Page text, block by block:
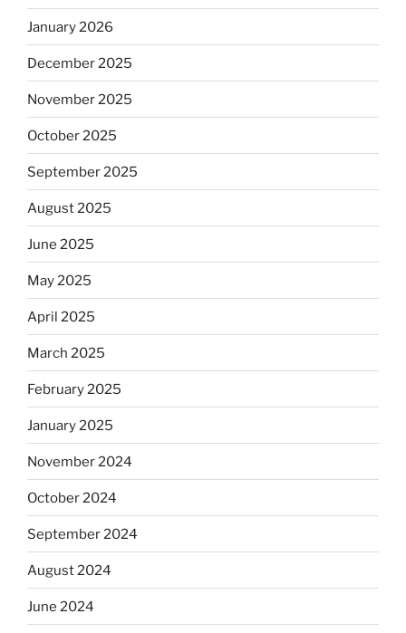
January 2026
December 2025
November 2025
October 2025
September 2025
August 2025
June 2025
May 2025
April 2025
March 2025
February 2025
January 2025
November 2024
October 2024
September 2024
August 2024
June 2024